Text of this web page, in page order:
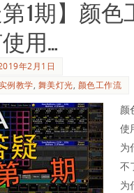
第1期】颜色
用…
年2月1日
例教学, 舞美灯光, 颜色工作流
颜
使
为
不
为